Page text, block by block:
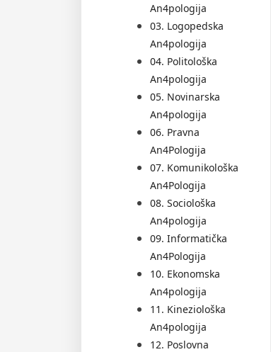
An4pologija
03. Logopedska
An4pologija
04. Politološka
An4pologija
05. Novinarska
An4pologija
06. Pravna
An4Pologija
07. Komunikološka
An4Pologija
08. Sociološka
An4pologija
09. Informatička
An4Pologija
10. Ekonomska
An4pologija
11. Kineziološka
An4pologija
12. Poslovna